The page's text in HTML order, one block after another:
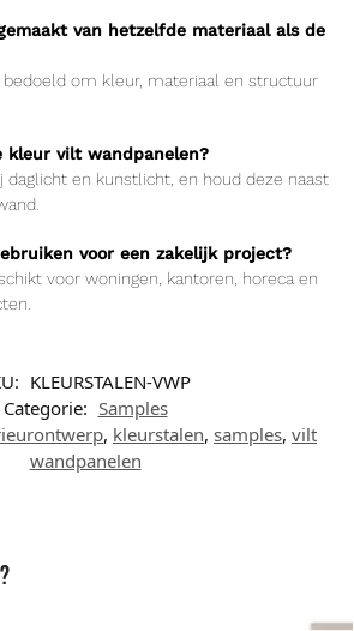
van hetzelfde materiaal als de
om kleur, materiaal en structuur
kleur vilt wandpanelen?
daglicht en kunstlicht, en houd deze naast
voor een zakelijk project?
voor woningen, kantoren, horeca en
KLEURSTALEN-VWP
Categorie: Samples
, kleurstalen, samples, vilt
wandpanelen